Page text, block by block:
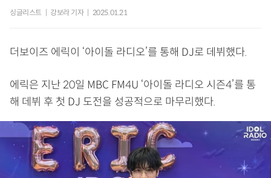
싱글리스트 강보라 기자 2025.01.21
더보이즈 에릭이 ‘아이돌 라디오’를 통해 DJ로 데뷔했다.
에릭은 지난 20일 MBC FM4U ‘아이돌 라디오 시즌4’를 통
해 데뷔 후 첫 DJ 도전을 성공적으로 마무리했다.